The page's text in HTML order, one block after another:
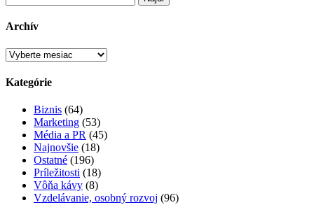
Archív
Archív
Kategórie
Biznis (64)
Marketing (53)
Média a PR (45)
Najnovšie (18)
Ostatné (196)
Príležitosti (18)
Vôňa kávy (8)
Vzdelávanie, osobný rozvoj (96)